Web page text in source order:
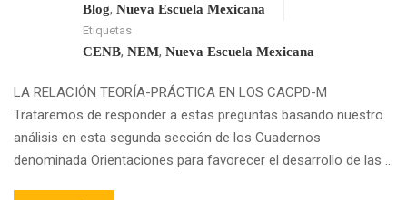
Blog, Nueva Escuela Mexicana
Etiquetas
CENB, NEM, Nueva Escuela Mexicana
LA RELACIÓN TEORÍA-PRÁCTICA EN LOS CACPD-M
Trataremos de responder a estas preguntas basando nuestro
análisis en esta segunda sección de los Cuadernos
denominada Orientaciones para favorecer el desarrollo de las …